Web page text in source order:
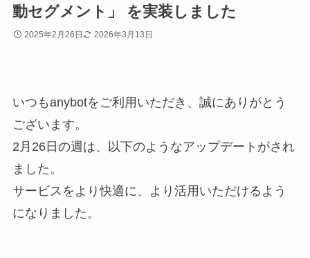
動セグメント」 を実装しました
2025年2月26日 2026年3月13日
いつもanybotをご利用いただき、誠にありがとう
ございます。
2月26日の週は、以下のようなアップデートがされ
ました。
サービスをより快適に、より活用いただけるよう
になりました。